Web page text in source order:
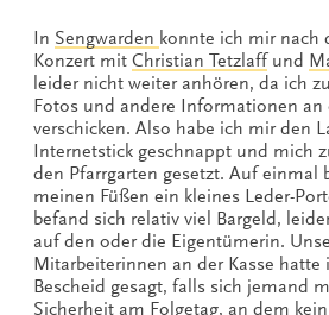
In Sengwarden konnte ich mir nach
Konzert mit Christian Tetzlaff und
leider nicht weiter anhören, da ich
Fotos und andere Informationen an
verschicken. Also habe ich mir den
Internetstick geschnappt und mich
den Pfarrgarten gesetzt. Auf einmal
meinen Füßen ein kleines Leder-
befand sich relativ viel Bargeld,
auf den oder die Eigentümerin.
Mitarbeiterinnen an der Kasse hatte
Bescheid gesagt, falls sich jemand
Sicherheit am Folgetag, an dem kein